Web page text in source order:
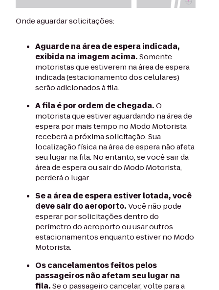
Onde aguardar solicitações:
Aguarde na área de espera indicada,
exibida na imagem acima.Somente
motoristas que estiverem na área de espera
indicada (estacionamento dos celulares)
serão adicionados à fila.
A fila é por ordem de chegada.O
motorista que estiver aguardando na área de
espera por mais tempo no Modo Motorista
receberá a próxima solicitação. Sua
localização física na área de espera não afeta
seu lugar na fila. No entanto, se você sair da
área de espera ou sair do Modo Motorista,
perderá o lugar.
Se a área de espera estiver lotada, você
deve sair do aeroporto.Você não pode
esperar por solicitações dentro do
perímetro do aeroporto ou usar outros
estacionamentos enquanto estiver no Modo
Motorista.
Os cancelamentos feitos pelos
passageiros não afetam seu lugar na
fila.Se o passageiro cancelar, volte para a